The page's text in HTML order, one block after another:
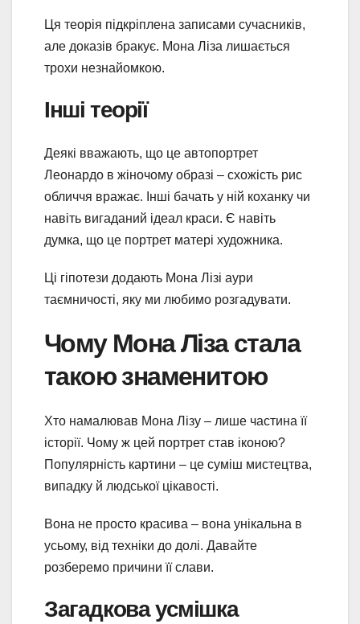
Ця теорія підкріплена записами сучасників,
але доказів бракує. Мона Ліза лишається
трохи незнайомкою.
Інші теорії
Деякі вважають, що це автопортрет
Леонардо в жіночому образі – схожість рис
обличчя вражає. Інші бачать у ній коханку чи
навіть вигаданий ідеал краси. Є навіть
думка, що це портрет матері художника.
Ці гіпотези додають Мона Лізі аури
таємничості, яку ми любимо розгадувати.
Чому Мона Ліза стала
такою знаменитою
Хто намалював Мона Лізу – лише частина її
історії. Чому ж цей портрет став іконою?
Популярність картини – це суміш мистецтва,
випадку й людської цікавості.
Вона не просто красива – вона унікальна в
усьому, від техніки до долі. Давайте
розберемо причини її слави.
Загадкова усмішка